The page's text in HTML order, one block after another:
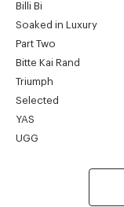
Billi Bi
Soaked in Luxury
Part Two
Bitte Kai Rand
Triumph
Selected
YAS
UGG